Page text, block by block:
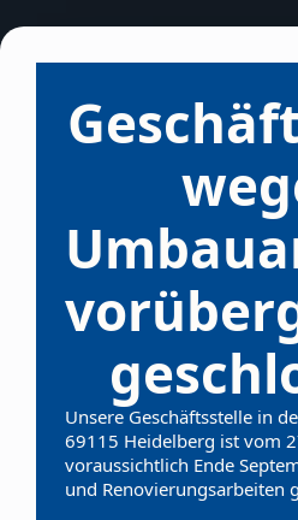
Unsere Geschäftsstelle in
69115 Heidelberg ist vom
voraussichtlich Ende
und Renovierungsarbeiten